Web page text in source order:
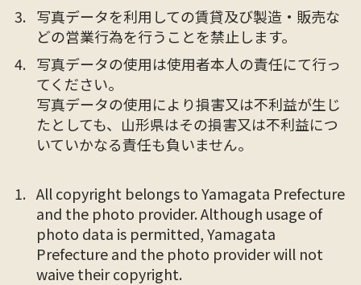
写真データを利用しての賃貸及び製造・販売な
どの営業行為を行うことを禁止します。
写真データの使用は使用者本人の責任にて行っ
てください。
写真データの使用により損害又は不利益が生じ
たとしても、山形県はその損害又は不利益につ
いていかなる責任も負いません。
All copyright belongs to Yamagata Prefecture
and the photo provider. Although usage of
photo data is permitted, Yamagata
Prefecture and the photo provider will not
waive their copyright.